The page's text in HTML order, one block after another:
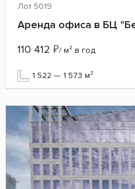
Лот 5019
Аренда офиса в БЦ
110 412 ₽/ м² в год
1 522 — 1 573 м²